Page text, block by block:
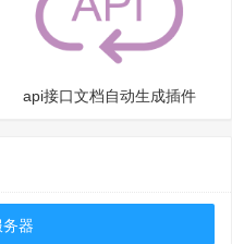
api接口文档自动生成插件
务器